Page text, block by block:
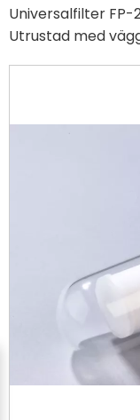
Universalfilter FP-
Utrustad med